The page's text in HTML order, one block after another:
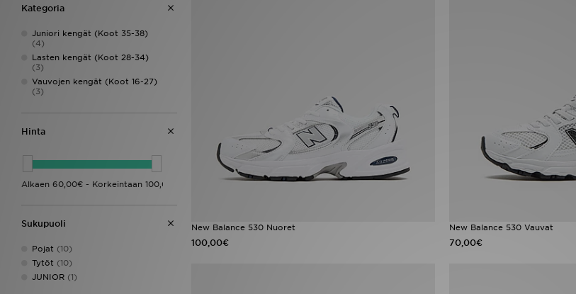
Kategoria
Juniori kengät (Koot 35-38)
(4)
Lasten kengät (Koot 28-34)
(3)
Vauvojen kengät (Koot 16-27)
(3)
Hinta
Sukupuoli
Pojat (10)
Tytöt (10)
JUNIOR (1)
New Balance 530 Nuoret
100,00€
New Balance 530 Vauvat
70,00€